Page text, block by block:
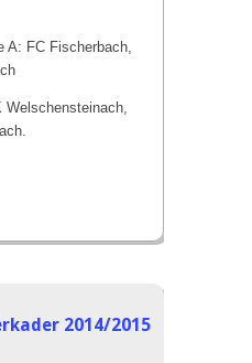
A: FC Fischerbach,
2014/2015